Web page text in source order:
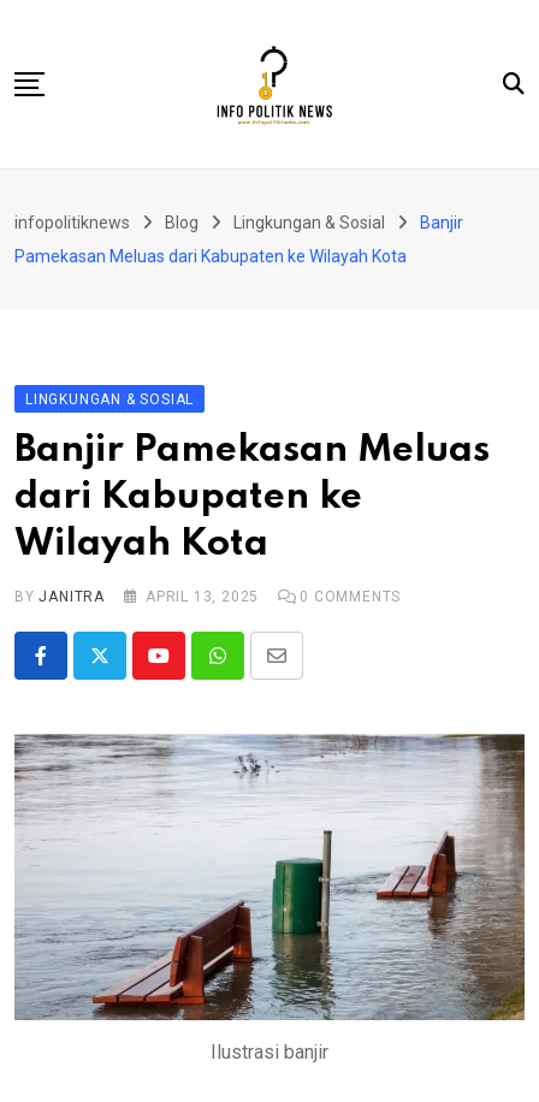
content
Politik & Hukum
Olahraga
Kolom
infopolitiknews Blog Lingkungan & Sosial
Banjir
Pamekasan Meluas dari Kabupaten ke Wilayah Kota
LINGKUNGAN & SOSIAL
Banjir Pamekasan Meluas
dari Kabupaten ke
Wilayah Kota
BYJANITRA APRIL 13, 2025 0 COMMENTS
YoutubeWhatsappShare
Email
Ilustrasi banjir